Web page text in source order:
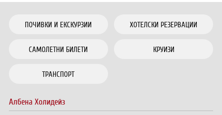
ПОЧИВКИ И ЕКСКУРЗИИ ХОТЕЛСКИ РЕЗЕРВАЦИИ
САМОЛЕТНИ БИЛЕТИ КРУИЗИ
ТРАНСПОРТ
Албена Холидейз